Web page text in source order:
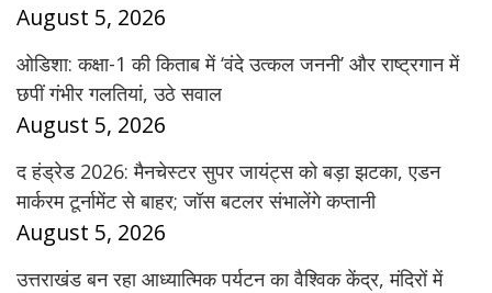
August 5, 2026
ओडिशा: कक्षा-1 की किताब में ‘वंदे उत्कल जननी’ और राष्ट्रगान में
छपीं गंभीर गलतियां, उठे सवाल
August 5, 2026
द हंड्रेड 2026: मैनचेस्टर सुपर जायंट्स को बड़ा झटका, एडन
मार्करम टूर्नामेंट से बाहर; जॉस बटलर संभालेंगे कप्तानी
August 5, 2026
उत्तराखंड बन रहा आध्यात्मिक पर्यटन का वैश्विक केंद्र, मंदिरों में